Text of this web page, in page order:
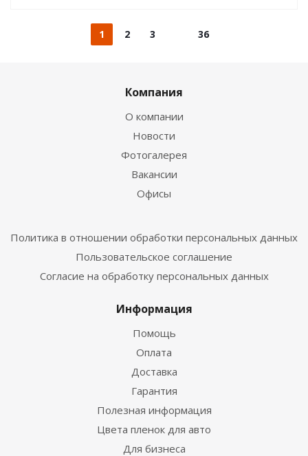
1 2 3 36
Компания
О компании
Новости
Фотогалерея
Вакансии
Офисы
Политика в отношении обработки персональных данных
Пользовательское соглашение
Согласие на обработку персональных данных
Информация
Помощь
Оплата
Доставка
Гарантия
Полезная информация
Цвета пленок для авто
Для бизнеса